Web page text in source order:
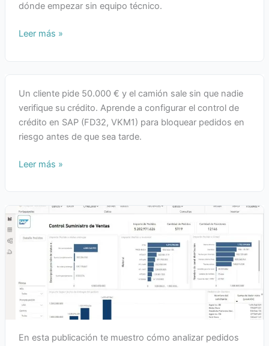
dónde empezar sin equipo técnico.
Leer más »
Un cliente pide 50.000 € y el camión sale sin que nadie
verifique su crédito. Aprende a configurar el control de
crédito en SAP (FD32, VKM1) para bloquear pedidos en
riesgo antes de que sea tarde.
Leer más »
En esta publicación te muestro cómo analizar pedidos